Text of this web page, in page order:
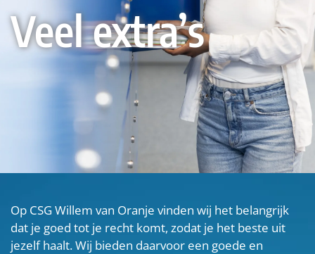
Veel extra’s
Op CSG Willem van Oranje vinden wij het belangrijk
dat je goed tot je recht komt, zodat je het beste uit
jezelf haalt. Wij bieden daarvoor een goede en